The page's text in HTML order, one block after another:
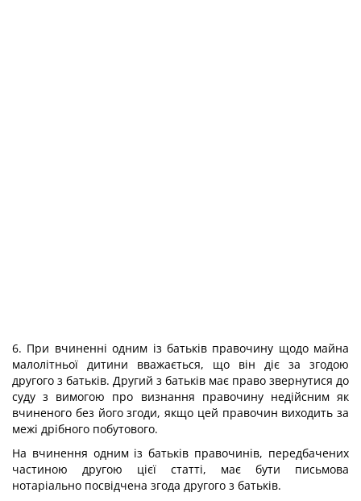
6. При вчиненні одним із батьків правочину щодо майна
малолітньої дитини вважається, що він діє за згодою
другого з батьків. Другий з батьків має право звернутися до
суду з вимогою про визнання правочину недійсним як
вчиненого без його згоди, якщо цей правочин виходить за
межі дрібного побутового.
На вчинення одним із батьків правочинів, передбачених
частиною другою цієї статті, має бути письмова
нотаріально посвідчена згода другого з батьків.